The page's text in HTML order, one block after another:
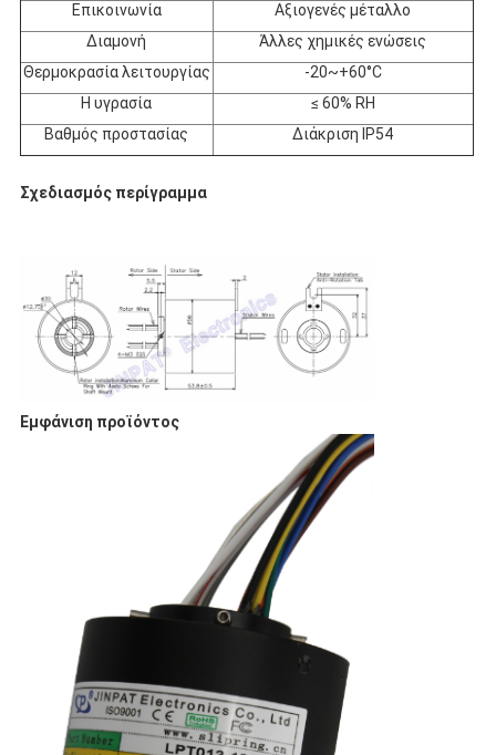
Επικοινωνία
Αξιογενές μέταλλο
Διαμονή
Άλλες χημικές ενώσεις
Θερμοκρασία λειτουργίας
-20~+60°C
Η υγρασία
≤ 60% RH
Βαθμός προστασίας
Διάκριση IP54
Σχεδιασμός περίγραμμα
Εμφάνιση προϊόντος